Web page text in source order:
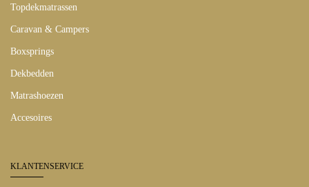
Topdekmatrassen
Caravan & Campers
Boxsprings
Dekbedden
Matrashoezen
Accesoires
KLANTENSERVICE